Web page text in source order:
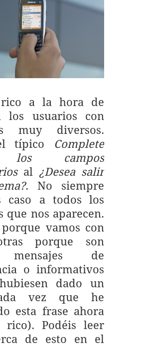
rico a la hora de
los usuarios con
muy diversos.
típico Complete
los campos
al ¿Desea salir
. No siempre
caso a todos los
que nos aparecen.
vamos con
porque son
mensajes de
o informativos
dado un
vez que he
esta frase ahora
rico). Podéis leer
de esto en el